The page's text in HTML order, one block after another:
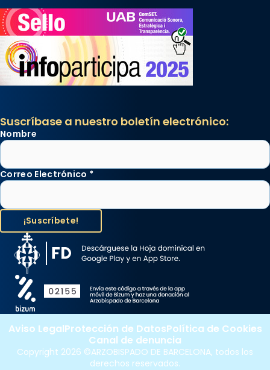
Suscríbase a nuestro boletín electrónico:
Nombre
Correo Electrónico *
Copyright 2026 ©ARZOBISPADO DE BARCELONA, todos los
derechos reservados.
Aviso LegalProtección de DatosPolítica de Cookies
Canal de denuncia